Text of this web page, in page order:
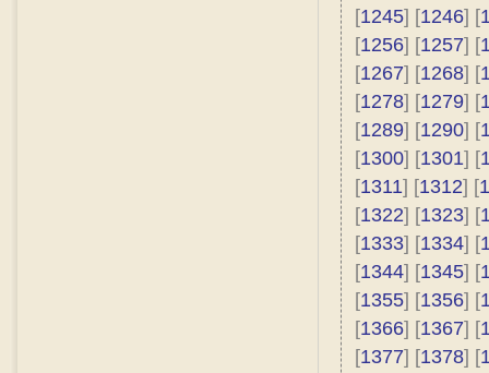
[1245] [1246] [
[1256] [1257] [
[1267] [1268] [
[1278] [1279] [
[1289] [1290] [
[1300] [1301] [
[1311] [1312] [
[1322] [1323] [
[1333] [1334] [
[1344] [1345] [
[1355] [1356] [
[1366] [1367] [
[1377] [1378] [